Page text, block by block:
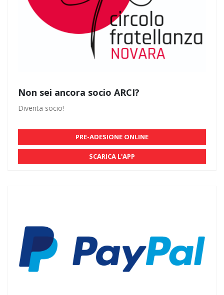
Non sei ancora socio ARCI?
Diventa socio!
PRE-ADESIONE ONLINE
SCARICA L'APP